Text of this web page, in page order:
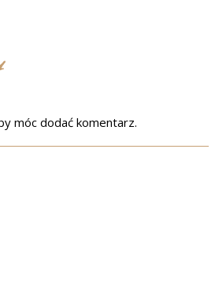
móc dodać komentarz.